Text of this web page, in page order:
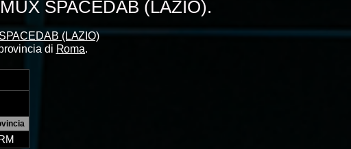
SPACEDAB (LAZIO).
(LAZIO)
di Roma.
RM